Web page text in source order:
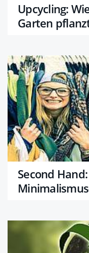
Upcycling:
Garten
Second